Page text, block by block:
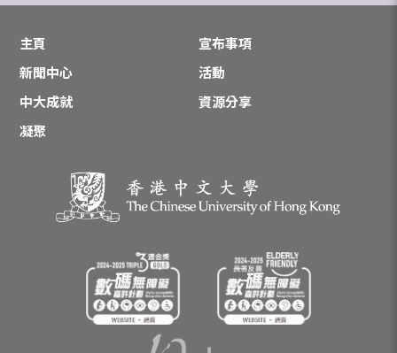
主頁
宣布事項
新聞中心
活動
中大成就
資源分享
凝聚